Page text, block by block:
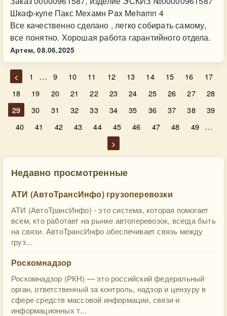
Шкаф-купе Пакс Мехамн Pax Mehamn 4
Все качественно сделано , легко собирать самому,
все понятно. Хорошая работа гарантийного отдела.
Артем, 08.06.2025
< 1 … 9 10 11 12 13 14 15 16
17
18
19 20 21 22 23 24 25 26 27
28
29
30 31 32 33 34 35 36 37 38
39
40
41 42 43 44 45 46 47 48 49 …
>
Недавно просмотренные
АТИ (АвтоТрансИнфо) грузоперевозки
АТИ (АвтоТрансИнфо) - это система, которая помогает
всем, кто работает на рынке автоперевозок, всегда быть
на связи. АвтоТрансИнфо обеспечивает связь между
груз...
Роскомнадзор
Роскомнадзор (РКН) — это российский федеральный
орган, ответственный за контроль, надзор и цензуру в
сфере средств массовой информации, связи и
информационных т...